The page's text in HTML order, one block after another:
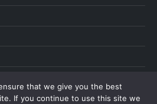
that we give you the best
If you continue to use this site we